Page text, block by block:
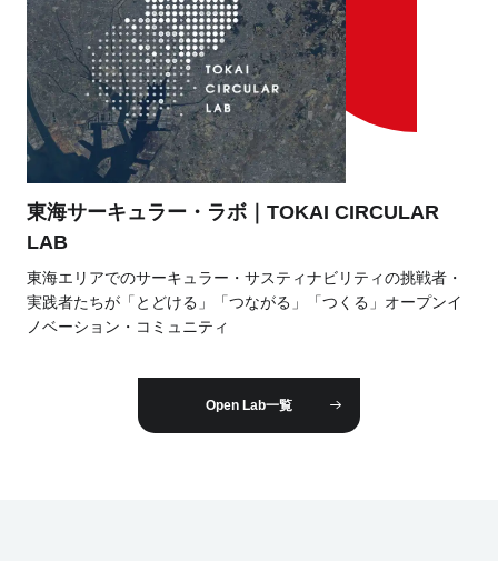
東海サーキュラー・ラボ｜TOKAI CIRCULAR
LAB
東海エリアでのサーキュラー・サスティナビリティの挑戦者・
実践者たちが「とどける」「つながる」「つくる」オープンイ
ノベーション・コミュニティ
Open Lab一覧